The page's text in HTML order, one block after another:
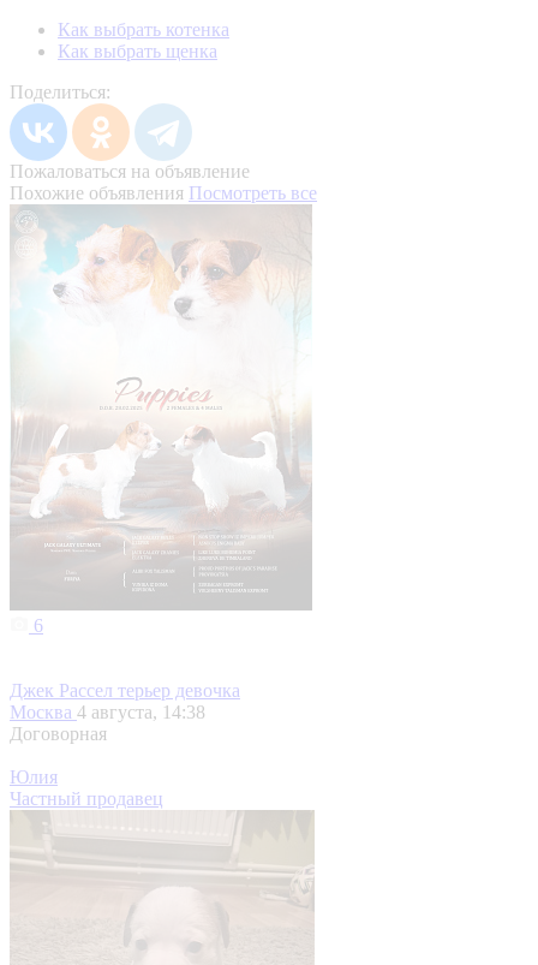
Как выбрать котенка
Как выбрать щенка
Поделиться:
Пожаловаться на объявление
Похожие объявления Посмотреть все
6
Джек Рассел терьер девочка
Москва 4 августа, 14:38
Договорная
Юлия
Частный продавец